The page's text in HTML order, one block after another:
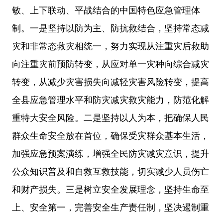
敏、上下联动、平战结合的中国特色应急管理体
制。一是坚持以防为主、防抗救结合，坚持常态减
灾和非常态救灾相统一，努力实现从注重灾后救助
向注重灾前预防转变，从应对单一灾种向综合减灾
转变，从减少灾害损失向减轻灾害风险转变，提高
全县应急管理水平和防灾减灾救灾能力，防范化解
重特大安全风险。二是坚持以人为本，把确保人民
群众生命安全放在首位，确保受灾群众基本生活，
加强应急预案演练，增强全民防灾减灾意识，提升
公众知识普及和自救互救技能，切实减少人员伤亡
和财产损失。三是树立安全发展理念，坚持生命至
上、安全第一，完善安全生产责任制，坚决遏制重